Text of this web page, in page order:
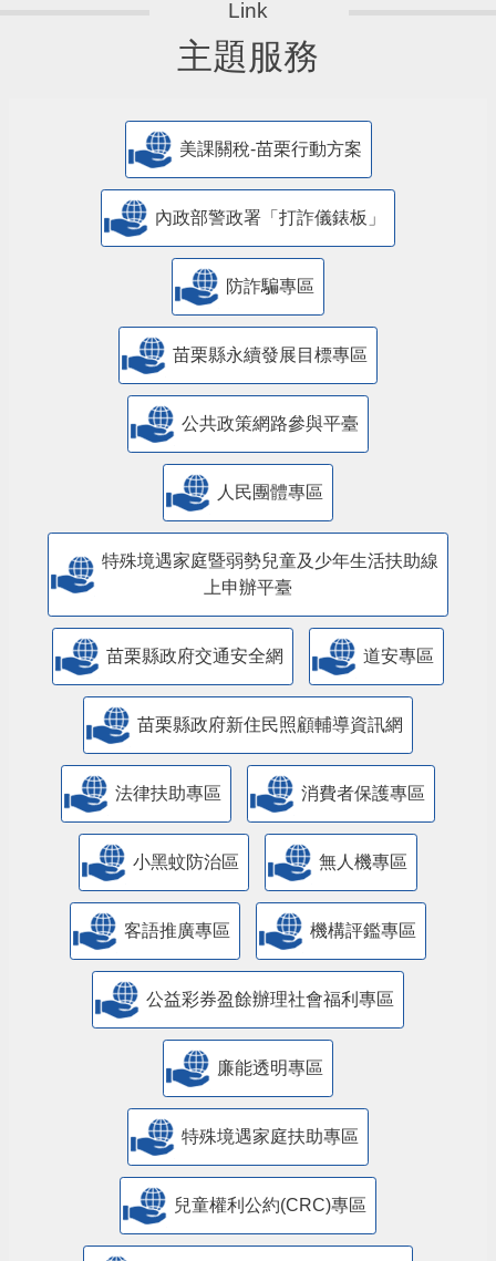
主題服務
美課關稅-苗栗行動方案
內政部警政署「打詐儀錶板」
防詐騙專區
苗栗縣永續發展目標專區
公共政策網路參與平臺
人民團體專區
特殊境遇家庭暨弱勢兒童及少年生活扶助線
上申辦平臺
苗栗縣政府交通安全網 道安專區
苗栗縣政府新住民照顧輔導資訊網
法律扶助專區 消費者保護專區
小黑蚊防治區 無人機專區
客語推廣專區 機構評鑑專區
公益彩券盈餘辦理社會福利專區
廉能透明專區
特殊境遇家庭扶助專區
兒童權利公約(CRC)專區